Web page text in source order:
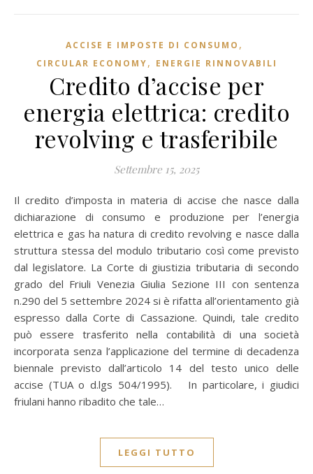
ACCISE E IMPOSTE DI CONSUMO ,
CIRCULAR ECONOMY, ENERGIE RINNOVABILI
Credito d’accise per
energia elettrica: credito
revolving e trasferibile
Settembre 15, 2025
Il credito d’imposta in materia di accise che nasce dalla
dichiarazione di consumo e produzione per l’energia
elettrica e gas ha natura di credito revolving e nasce dalla
struttura stessa del modulo tributario così come previsto
dal legislatore. La Corte di giustizia tributaria di secondo
grado del Friuli Venezia Giulia Sezione III con sentenza
n.290 del 5 settembre 2024 si è rifatta all’orientamento già
espresso dalla Corte di Cassazione. Quindi, tale credito
può essere trasferito nella contabilità di una società
incorporata senza l’applicazione del termine di decadenza
biennale previsto dall’articolo 14 del testo unico delle
accise (TUA o d.lgs 504/1995). In particolare, i giudici
friulani hanno ribadito che tale…
LEGGI TUTTO